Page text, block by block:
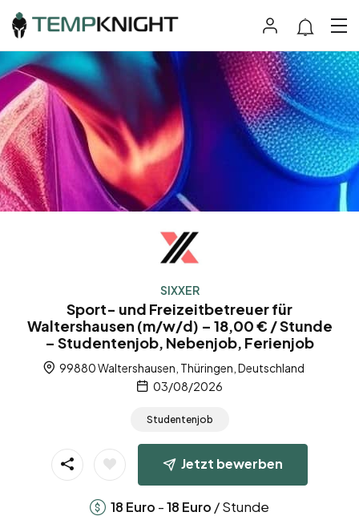
SIXXER
Sport- und Freizeitbetreuer für
Waltershausen (m/w/d) – 18,00 € / Stunde
– Studentenjob, Nebenjob, Ferienjob
99880 Waltershausen, Thüringen, Deutschland
03/08/2026
Studentenjob
Jetzt bewerben
18 Euro -18 Euro / Stunde